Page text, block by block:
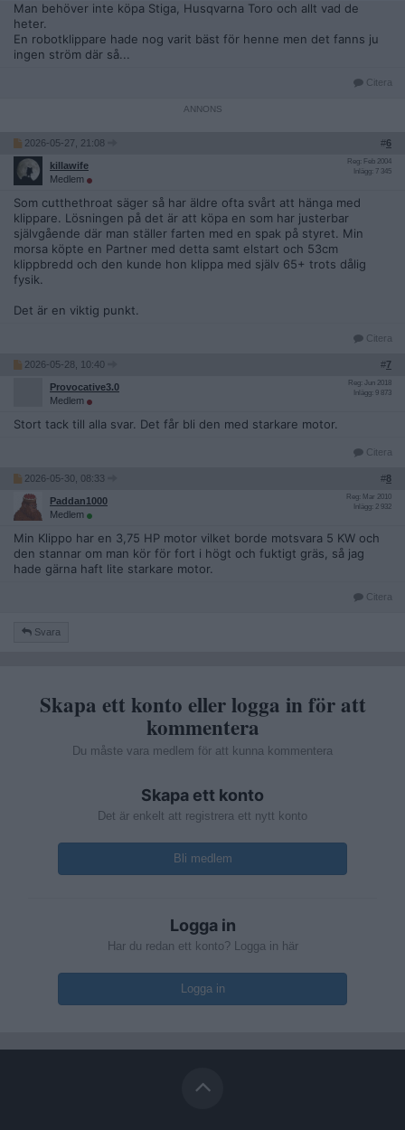
Man behöver inte köpa Stiga, Husqvarna Toro och allt vad de
heter.
En robotklippare hade nog varit bäst för henne men det fanns ju
ingen ström där så...
Citera
2026-05-27, 21:08 #6
killawife
Medlem
Reg: Feb 2004
Inlägg: 7 345
Som cutthethroat säger så har äldre ofta svårt att hänga med
klippare. Lösningen på det är att köpa en som har justerbar
självgående där man ställer farten med en spak på styret. Min
morsa köpte en Partner med detta samt elstart och 53cm
klippbredd och den kunde hon klippa med själv 65+ trots dålig
fysik.
Det är en viktig punkt.
Citera
2026-05-28, 10:40 #7
Provocative3.0
Medlem
Reg: Jun 2018
Inlägg: 9 873
Stort tack till alla svar. Det får bli den med starkare motor.
Citera
2026-05-30, 08:33 #8
Paddan1000
Medlem
Reg: Mar 2010
Inlägg: 2 932
Min Klippo har en 3,75 HP motor vilket borde motsvara 5 KW och
den stannar om man kör för fort i högt och fuktigt gräs, så jag
hade gärna haft lite starkare motor.
Citera
Svara
Skapa ett konto eller logga in för att
kommentera
Du måste vara medlem för att kunna kommentera
Skapa ett konto
Det är enkelt att registrera ett nytt konto
Bli medlem
Logga in
Har du redan ett konto? Logga in här
Logga in